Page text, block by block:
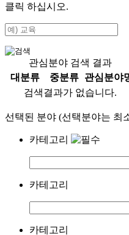
클릭 하십시오.
관심분야 검색 결과
대분류
중분류
관심분야
검색결과가 없습니다.
선택된 분야 (선택분야는 최
카테고리
카테고리
카테고리